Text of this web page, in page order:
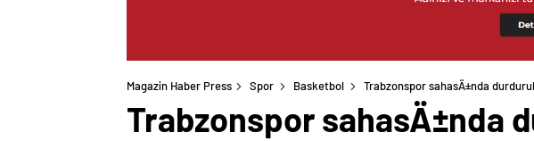
Magazin Haber Press Spor Basketbol Trabzonspor sahasÄ±nda
Trabzonspor sahasÄ±nda